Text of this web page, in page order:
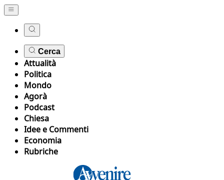
Cerca
Attualità
Politica
Mondo
Agorà
Podcast
Chiesa
Idee e Commenti
Economia
Rubriche